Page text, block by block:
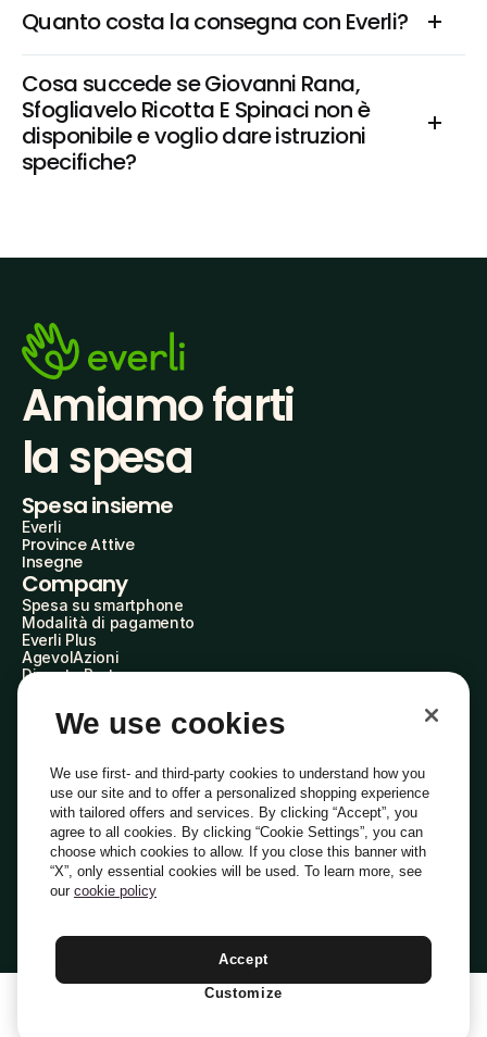
Quanto costa la consegna con Everli?
Cosa succede se Giovanni Rana,
Sfogliavelo Ricotta E Spinaci non è
disponibile e voglio dare istruzioni
specifiche?
Amiamo farti
la spesa
Spesa insieme
Everli
Province Attive
Insegne
Company
Spesa su smartphone
Modalità di pagamento
Everli Plus
AgevolAzioni
Diventa Partner
Everli Shoppers
About Us
Everli News
Domande frequenti
Lavora con noi
Diventa Shopper
Investitori
PrivacyCookiePreferenze Cookie
Termini e CondizioniCodice Etico
Indirizzo PEC: everli@pec.it - indirizzo DPO: dpo@everli.com
Italiano
We use cookies
We use first- and third-party cookies to understand how you
use our site and to offer a personalized shopping experience
with tailored offers and services. By clicking “Accept”, you
agree to all cookies. By clicking “Cookie Settings”, you can
choose which cookies to allow. If you close this banner with
“X”, only essential cookies will be used. To learn more, see
our cookie policy
Accept
Customize